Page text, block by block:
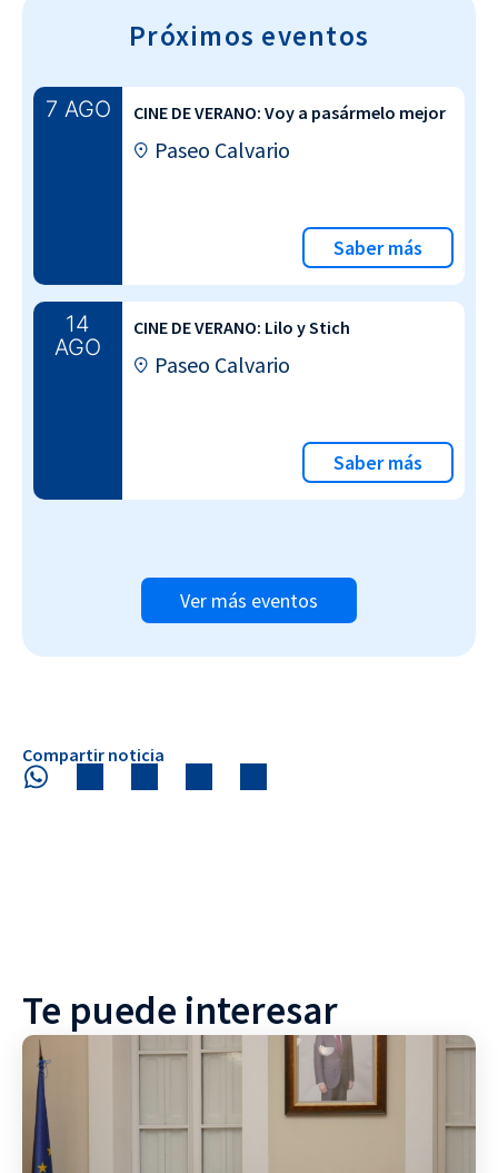
Próximos eventos
7 AGO CINE DE VERANO: Voy a pasármelo mejor
Paseo Calvario
Saber más
14
AGO
CINE DE VERANO: Lilo y Stich
Paseo Calvario
Saber más
Ver más eventos
Compartir noticia
Te puede interesar